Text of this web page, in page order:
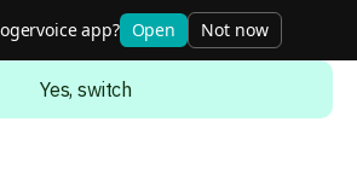
to the english version?
Yes, switch
app? Open Not now